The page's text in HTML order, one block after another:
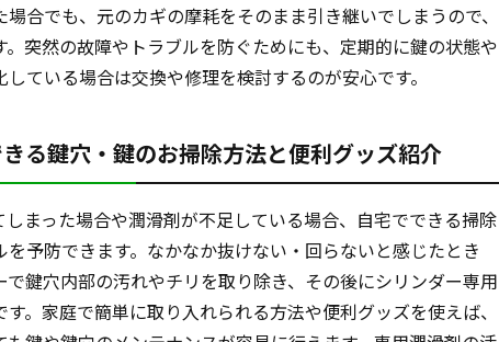
合でも、元のカギの摩耗をそのまま引き継いでしまうので、
突然の故障やトラブルを防ぐためにも、定期的に鍵の状態や
ている場合は交換や修理を検討するのが安心です。
る鍵穴・鍵のお掃除方法と便利グッズ紹介
まった場合や潤滑剤が不足している場合、自宅でできる掃除
予防できます。なかなか抜けない・回らないと感じたとき
鍵穴内部の汚れやチリを取り除き、その後にシリンダー専用
。家庭で簡単に取り入れられる方法や便利グッズを使えば、